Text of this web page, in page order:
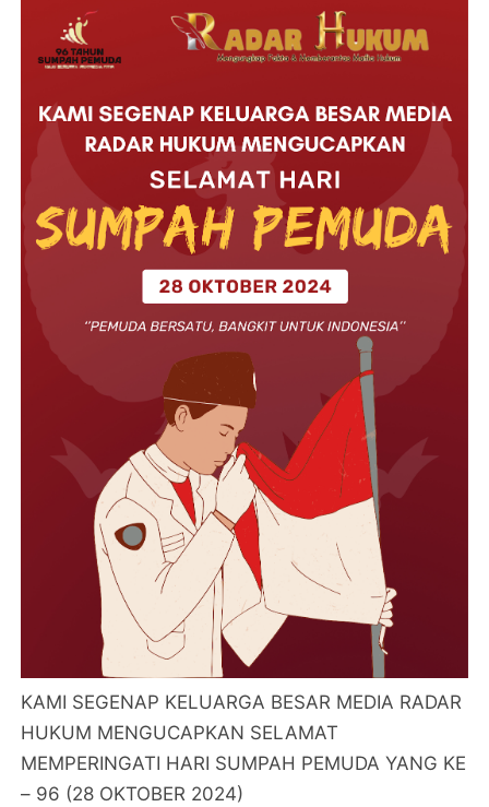
KAMI SEGENAP KELUARGA BESAR MEDIA RADAR
HUKUM MENGUCAPKAN SELAMAT
MEMPERINGATI HARI SUMPAH PEMUDA YANG KE
– 96 (28 OKTOBER 2024)